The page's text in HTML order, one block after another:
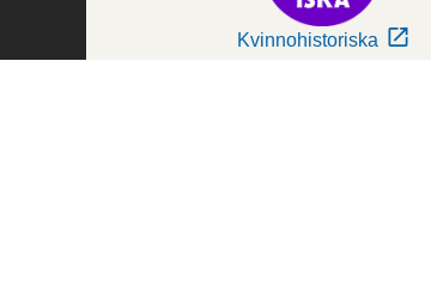
Kvinnohistoriska